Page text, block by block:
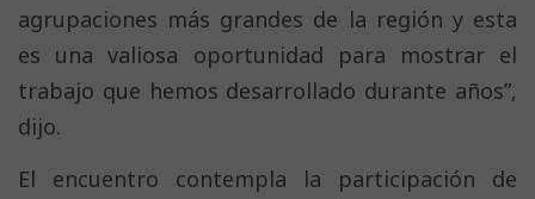
agrupaciones más grandes de la región y esta
es una valiosa oportunidad para mostrar el
trabajo que hemos desarrollado durante años”,
dijo.
El encuentro contempla la participación de